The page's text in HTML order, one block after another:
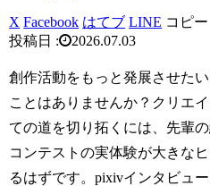
X Facebook はてブ LINE コピー
2026.07.03
創作活動をもっと発展させた
ことはありませんか？クリエ
ての道を切り拓くには、先輩
コンテストの実体験が大きな
るはずです。pixivインタビュ